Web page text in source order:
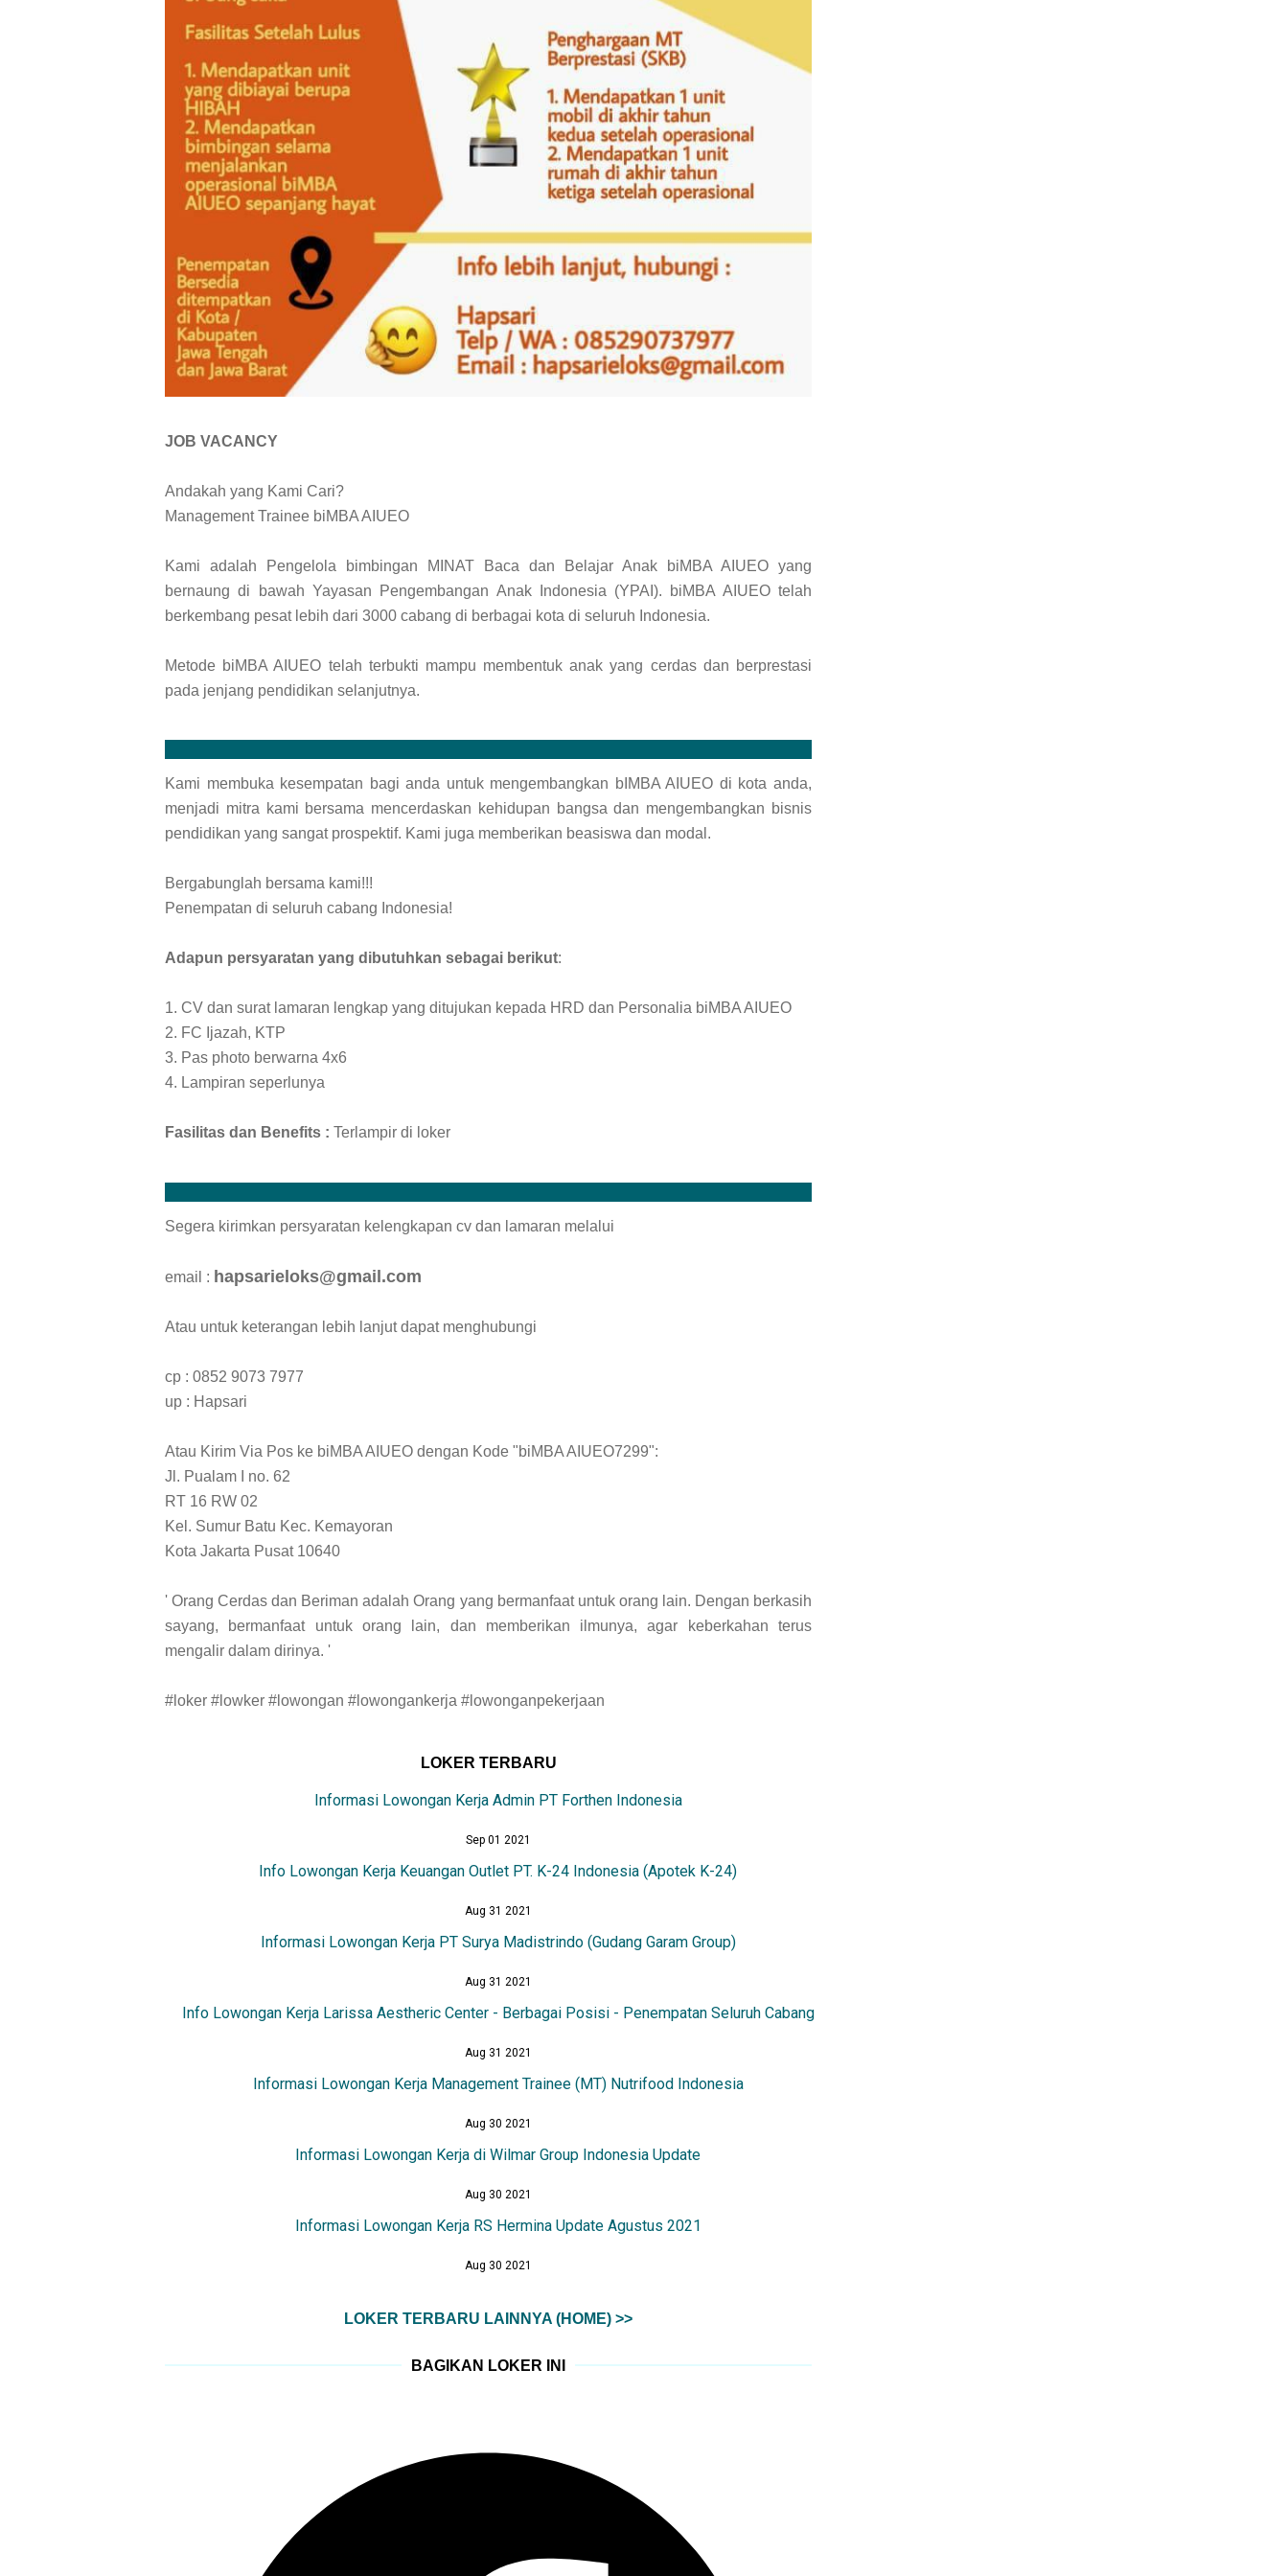
JOB VACANCY
Andakah yang Kami Cari?
Management Trainee biMBA AIUEO
Kami adalah Pengelola bimbingan MINAT Baca dan Belajar Anak biMBA AIUEO yang
bernaung di bawah Yayasan Pengembangan Anak Indonesia (YPAI). biMBA AIUEO telah
berkembang pesat lebih dari 3000 cabang di berbagai kota di seluruh Indonesia.
Metode biMBA AIUEO telah terbukti mampu membentuk anak yang cerdas dan berprestasi
pada jenjang pendidikan selanjutnya.
Kami membuka kesempatan bagi anda untuk mengembangkan bIMBA AIUEO di kota anda,
menjadi mitra kami bersama mencerdaskan kehidupan bangsa dan mengembangkan bisnis
pendidikan yang sangat prospektif. Kami juga memberikan beasiswa dan modal.
Bergabunglah bersama kami!!!
Penempatan di seluruh cabang Indonesia!
Adapun persyaratan yang dibutuhkan sebagai berikut:
1. CV dan surat lamaran lengkap yang ditujukan kepada HRD dan Personalia biMBA AIUEO
2. FC Ijazah, KTP
3. Pas photo berwarna 4x6
4. Lampiran seperlunya
Fasilitas dan Benefits : Terlampir di loker
Segera kirimkan persyaratan kelengkapan cv dan lamaran melalui
email : hapsarieloks@gmail.com
Atau untuk keterangan lebih lanjut dapat menghubungi
cp : 0852 9073 7977
up : Hapsari
Atau Kirim Via Pos ke biMBA AIUEO dengan Kode "biMBA AIUEO7299":
Jl. Pualam I no. 62
RT 16 RW 02
Kel. Sumur Batu Kec. Kemayoran
Kota Jakarta Pusat 10640
' Orang Cerdas dan Beriman adalah Orang yang bermanfaat untuk orang lain. Dengan berkasih
sayang, bermanfaat untuk orang lain, dan memberikan ilmunya, agar keberkahan terus
mengalir dalam dirinya. '
#loker #lowker #lowongan #lowongankerja #lowonganpekerjaan
LOKER TERBARU
Informasi Lowongan Kerja Admin PT Forthen Indonesia
Sep 01 2021
Info Lowongan Kerja Keuangan Outlet PT. K-24 Indonesia (Apotek K-24)
Aug 31 2021
Informasi Lowongan Kerja PT Surya Madistrindo (Gudang Garam Group)
Aug 31 2021
Info Lowongan Kerja Larissa Aestheric Center - Berbagai Posisi - Penempatan Seluruh Cabang
Aug 31 2021
Informasi Lowongan Kerja Management Trainee (MT) Nutrifood Indonesia
Aug 30 2021
Informasi Lowongan Kerja di Wilmar Group Indonesia Update
Aug 30 2021
Informasi Lowongan Kerja RS Hermina Update Agustus 2021
Aug 30 2021
LOKER TERBARU LAINNYA (HOME) >>
BAGIKAN LOKER INI